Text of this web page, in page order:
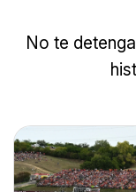
No te